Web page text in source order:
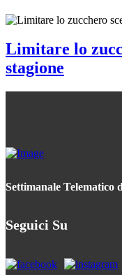
Limitare lo
stagione
Settimanale Telematico
Seguici Su